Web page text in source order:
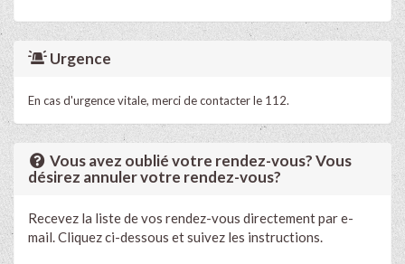
Urgence
En cas d'urgence vitale, merci de contacter le 112.
Vous avez oublié votre rendez-vous? Vous
désirez annuler votre rendez-vous?
Recevez la liste de vos rendez-vous directement par e-
mail. Cliquez ci-dessous et suivez les instructions.